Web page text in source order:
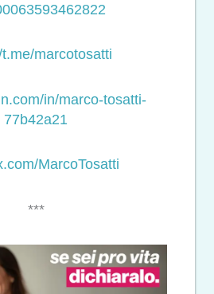
marcotosatti
in/marco-tosatti-
77b42a21
MarcoTosatti
***